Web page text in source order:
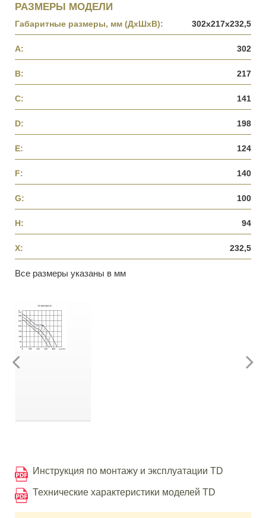
РАЗМЕРЫ МОДЕЛИ
Габаритные размеры, мм (ДхШхВ): 302х217х232,5
A: 302
B: 217
C: 141
D: 198
E: 124
F: 140
G: 100
H: 94
X: 232,5
Все размеры указаны в мм
Инструкция по монтажу и эксплуатации TD
Технические характеристики моделей TD